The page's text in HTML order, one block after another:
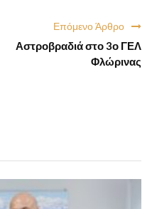
Επόμενο Άρθρο
Αστροβραδιά στο 3ο ΓΕΛ
Φλώρινας